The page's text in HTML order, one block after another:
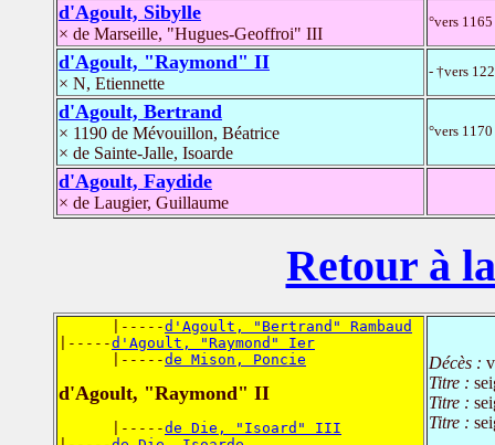
d'Agoult, Sibylle
× de Marseille, "Hugues-Geoffroi" III
°vers
d'Agoult, "Raymond" II
× N, Etiennette
- †vers
d'Agoult, Bertrand
× 1190 de Mévouillon, Béatrice
× de Sainte-Jalle, Isoarde
°vers
d'Agoult, Faydide
× de Laugier, Guillaume
Retour à
      |-----
d'Agoult, "Bertrand" Rambaud
|-----d'Agoult, "Raymond" Ier
      |-----
de Mison, Poncie
d'Agoult, "Raymond" II
      |-----
de Die, "Isoard" III
Décès :
Titre :
Titre :
Titre :